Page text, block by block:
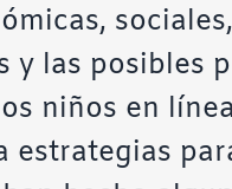
y las posibles
niños en
estrategias